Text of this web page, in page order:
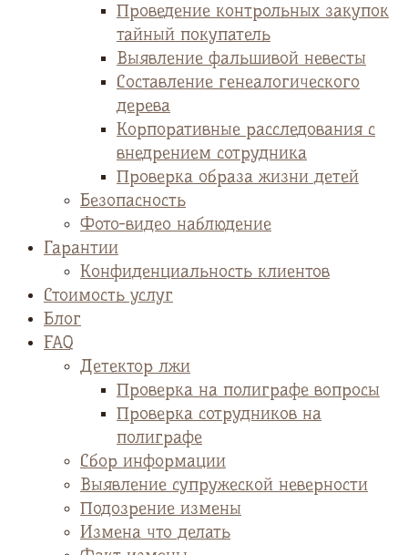
Проведение контрольных закупок
тайный покупатель
Выявление фальшивой невесты
Cоставление генеалогического
дерева
Корпоративные расследования с
внедрением сотрудника
Проверка образа жизни детей
Безопасность
Фото-видео наблюдение
Гарантии
Конфиденциальность клиентов
Стоимость услуг
Блог
FAQ
Детектор лжи
Проверка на полиграфе вопросы
Проверка сотрудников на
полиграфе
Сбор информации
Выявление супружеской неверности
Подозрение измены
Измена что делать